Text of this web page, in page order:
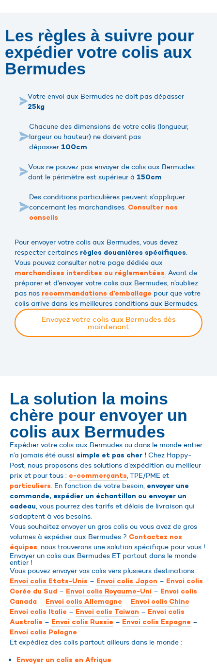
Les règles à suivre pour
expédier votre colis aux
Bermudes
Votre envoi aux Bermudes ne doit pas dépasser
25kg
Chacune des dimensions de votre colis (longueur,
largeur ou hauteur) ne doivent pas
dépasser100cm
Vous ne pouvez pas envoyer de colis aux Bermudes
dont le périmètre est supérieur à 150cm
Des conditions particulières peuvent s’appliquer
concernant les marchandises. Consulter nos
conseils
Pour envoyer votre colis aux Bermudes, vous devez
respecter certaines règles douanières spécifiques.
Vous pouvez consulter notre page dédiée aux
marchandises interdites ou réglementées. Avant de
préparer et d’envoyer votre colis aux Bermudes, n’oubliez
pas nos recommandations d’emballage pour que votre
colis arrive dans les meilleures conditions aux Bermudes.
Envoyez votre colis aux Bermudes dès
maintenant
La solution la moins
chère pour envoyer un
colis aux Bermudes
Expédier votre colis aux Bermudes ou dans le monde entier
n’a jamais été aussi simple et pas cher ! Chez Happy-
Post, nous proposons des solutions d’expédition au meilleur
prix et pour tous : e-commerçants, TPE/PME et
particuliers. En fonction de votre besoin, envoyer une
commande, expédier un échantillon ou envoyer un
cadeau, vous pourrez des tarifs et délais de livraison qui
s’adaptent à vos besoins.
Vous souhaitez envoyer un gros colis ou vous avez de gros
volumes à expédier aux Bermudes ? Contactez nos
équipes, nous trouverons une solution spécifique pour vous !
Envoyer un colis aux Bermudes ET partout dans le monde
entier !
Vous pouvez envoyer vos colis vers plusieurs destinations :
Envoi colis Etats-Unis – Envoi colis Japon – Envoi colis
Corée du Sud – Envoi colis Royaume-Uni – Envoi colis
Canada – Envoi colis Allemagne – Envoi colis Chine –
Envoi colis Italie – Envoi colis Taiwan – Envoi colis
Australie – Envoi colis Russie – Envoi colis Espagne –
Envoi colis Pologne
Et expédiez des colis partout ailleurs dans le monde :
Envoyer un colis en Afrique